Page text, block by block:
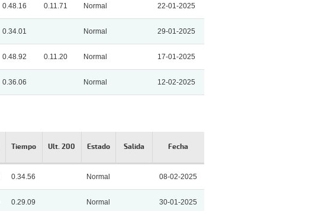
0.48.16 0.11.71 Normal 22-01-2025
0.34.01 Normal 29-01-2025
0.48.92 0.11.20 Normal 17-01-2025
0.36.06 Normal 12-02-2025
Tiempo Ult. 200 Estado Salida Fecha
0.34.56 Normal 08-02-2025
0.29.09 Normal 30-01-2025